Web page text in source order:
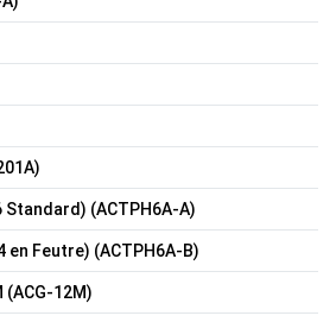
(ACTPH6A-A)
en Feutre) (ACTPH6A-B)
(ACG-12M)